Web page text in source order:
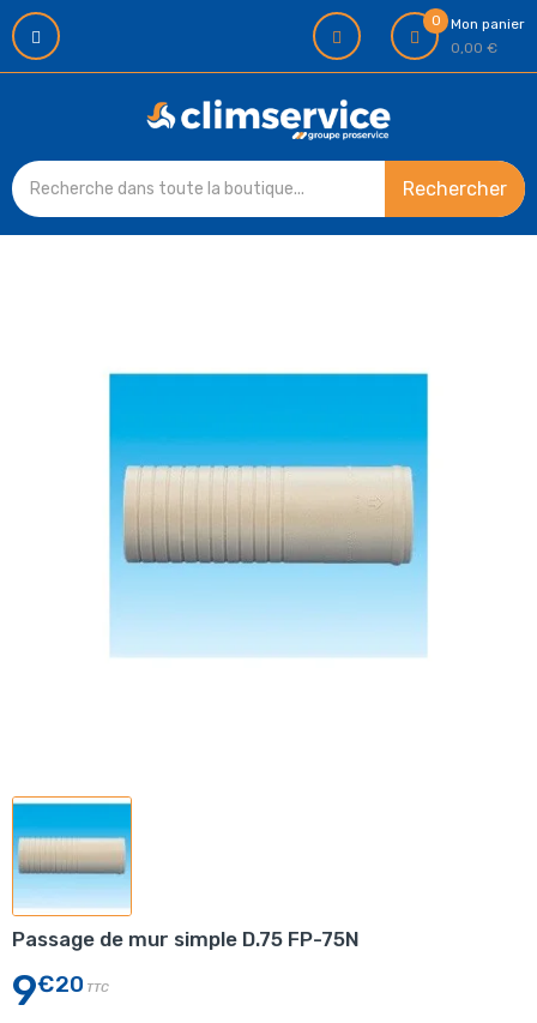
0
Mon panier
0,00 €
Rechercher
Passage de mur simple D.75 FP-75N
9€20 TTC